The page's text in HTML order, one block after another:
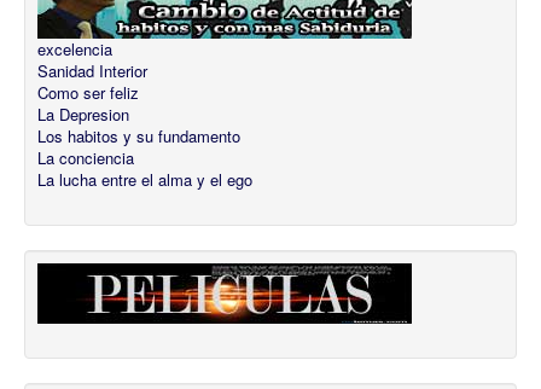
excelencia
Sanidad Interior
Como ser feliz
La Depresion
Los habitos y su fundamento
La conciencia
La lucha entre el alma y el ego